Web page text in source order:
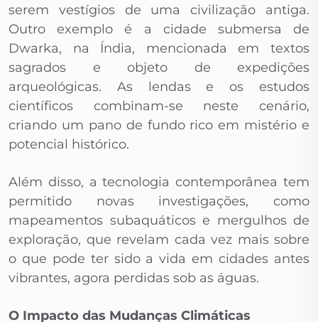
serem vestígios de uma civilização antiga.
Outro exemplo é a cidade submersa de
Dwarka, na Índia, mencionada em textos
sagrados e objeto de expedições
arqueológicas. As lendas e os estudos
científicos combinam-se neste cenário,
criando um pano de fundo rico em mistério e
potencial histórico.
Além disso, a tecnologia contemporânea tem
permitido novas investigações, como
mapeamentos subaquáticos e mergulhos de
exploração, que revelam cada vez mais sobre
o que pode ter sido a vida em cidades antes
vibrantes, agora perdidas sob as águas.
O Impacto das Mudanças Climáticas